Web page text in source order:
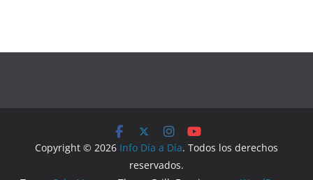
Copyright © 2026 Info Día a Día. Todos los derechos
reservados.